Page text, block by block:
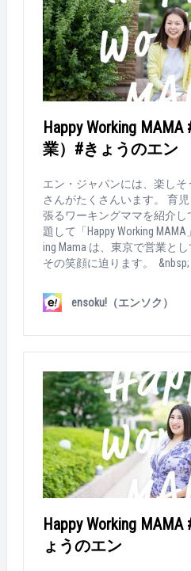
ないけど半分だけお願いし
旦那さんとは、バトンタッ
力しあいました。午前は私
んが休むとか。ほんと、チー
bsp; &nbsp; &nbsp; Q：働き
は？ 自分自身も切り替えができること！仕事に思い
切り没頭する時間と、子ど
そのメリハリがあって、よ
るような気がします。 あと
と"について理解しているな
くことが身近にあるみたいで
Q：オススメの「時短テク」があ
りについては、買い物の日、
買い物した日は、前日に作
作る日は、買い物をしない。
トできますね。それから、2
bsp; &nbsp; Q：育児と仕事、
言でいうと？ &nbsp; 今を大
A」はだれかな～？ &nbsp; ▼
AMA」はこちら！ https://
nbsp;
にしています。 &nbsp; &nbsp;
も、働き続ける選択をしたのはなぜ？
年経験を積んで、1人目の出
異動しました。続けていく
ますが、その度仕事の楽し
り、上司や同僚に助けても
は好きでしたし、辞める選
振り返ればありがたい環境だ
p; &nbsp; &nbsp; &nbsp; Q：育児との両立で、つらかっ
た時期は？ 次男が12月に産まれて、翌年4月から復帰
でした。出産から4ヶ月程度
も身体が万全ではなかったんだと
次男の場合は、長男よりも体
週のように保育園からは「
願いします」と呼び出しがき
p; &nbsp; &nbsp; Q：その壁、どうやって乗り越えた？
実家の両親はもちろん、義理
らって、掃除・洗濯・夕飯作
まれてきたように思います。
sp; Q：働き続けてよかったと思うことは？ 今の採用
の仕事を経験できたこと。
験を通じて「働く女性」を
す。こんな風に未来のキャ
膨らんでいるのも続けてき
ね。 &nbsp; &nbsp; &nbsp; &nbsp; Q：オススメの「
テク」があれば教えて！ こどもの力を借りてます。
長男は朝食担当、次男は夕
つつあって、3男はハンディ
がら、ルンルン掃除しています。 こどもの使
ものを用意するなど、工夫し
Happy Working
業）#きょうのエン
エン・ジャパンには、楽し
さんがたくさんいます。 育児も仕事も大切に、毎日頑
張るワーキングママを紹介し
題して「Happy Working
ing Mama は、東京で営業と
その笑顔に迫ります。 &nbsp;
ン暦：11年目） 家族構成：4人。夫、私、娘6歳、息
子3歳。 勤務時間:9:00～16:30 ▼ How MAMA works…
『ミドルの転職』をより良く
方法などを提案する仕事ですね。
出産後も、働き続ける選択をし
辞めて、完全に家に入ること
した、笑。今の時代、何が
ちらともで、稼いでおくこ
いましたね。 あとは、○○ちゃんのお母さん、だけに
なってしまうのは少し寂し
ておきたかったというのもあ
Q：育児との両立で、つらかった時期
休が明けて、復帰した年が一
た事業部がちょうど拡大期に
ensoku!（エンソク）
Happy Working
ょうのエン